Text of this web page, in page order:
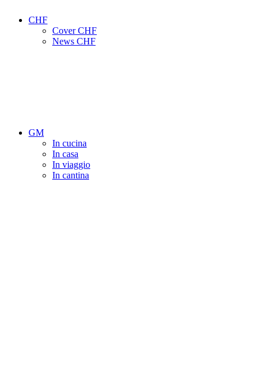
CHF
Cover CHF
News CHF
GM
In cucina
In casa
In viaggio
In cantina